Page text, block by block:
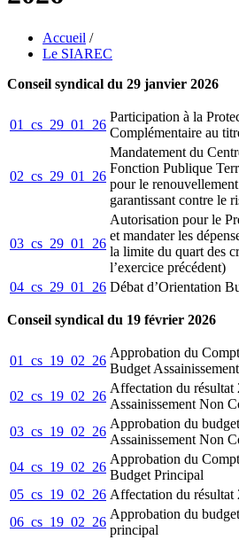
Accueil /
Le SIAREC
Conseil syndical du 29 janvier 2026
01_cs_29_01_26
Participation à la
Complémentaire au
02_cs_29_01_26
Mandatement du
Fonction Publique
pour le renouvellement
garantissant contre le
03_cs_29_01_26
Autorisation pour le
et mandater les
la limite du quart des
l’exercice précédent)
04_cs_29_01_26 Débat d’Orientation
Conseil syndical du 19 février 2026
01_cs_19_02_26
Approbation du
Budget
02_cs_19_02_26
Affectation du résultat
Assainissement Non
03_cs_19_02_26
Approbation du
Assainissement Non
04_cs_19_02_26
Approbation du
Budget Principal
05_cs_19_02_26 Affectation du
06_cs_19_02_26
Approbation du
principal